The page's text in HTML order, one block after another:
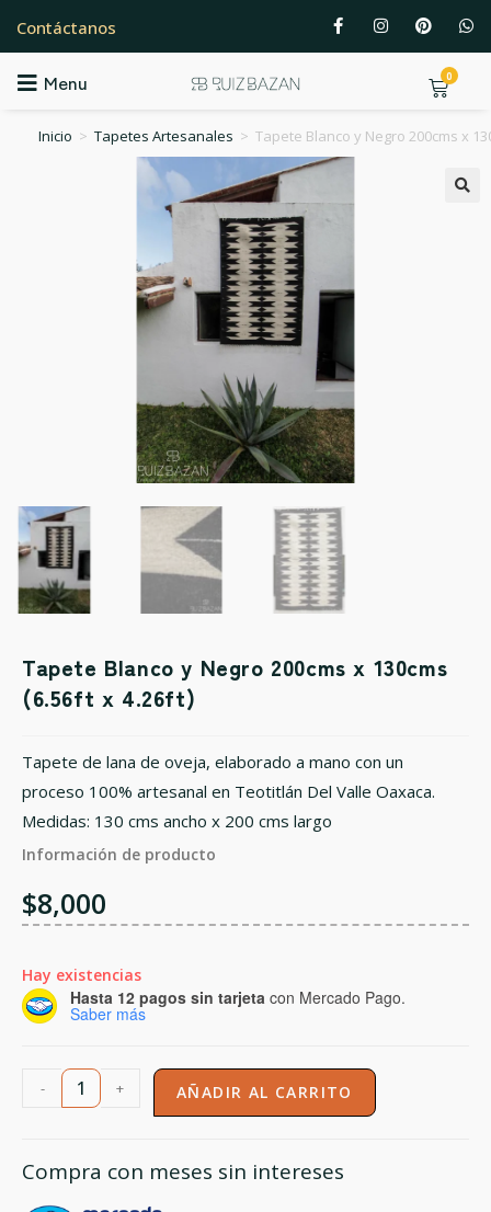
Contáctanos
Menu 0
Inicio > Tapetes Artesanales > Tapete Blanco y Negro 200cms x
Tapete Blanco y Negro 200cms x 130cms
(6.56ft x 4.26ft)
Tapete de lana de oveja, elaborado a mano con un
proceso 100% artesanal en Teotitlán Del Valle Oaxaca.
Medidas: 130 cms ancho x 200 cms largo
Información de producto
$8,000
Hay existencias
Hasta 12 pagos sin tarjeta con Mercado Pago.
Saber más
- + AÑADIR AL CARRITO
Compra con meses sin intereses